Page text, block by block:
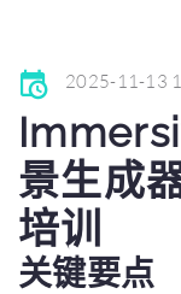
2025-11-13
景生成
培训
关键要点